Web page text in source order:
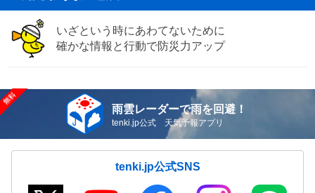
いざという時にあわてないために
確かな情報と行動で防災力アップ
雨雲レーダーで雨を回避！
tenki.jp公式 天気予報アプリ
tenki.jp公式SNS